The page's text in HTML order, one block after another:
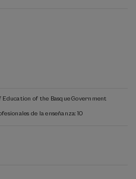
una síntesis de los contenidos
of the Basque Government
de la enseñanza: 10